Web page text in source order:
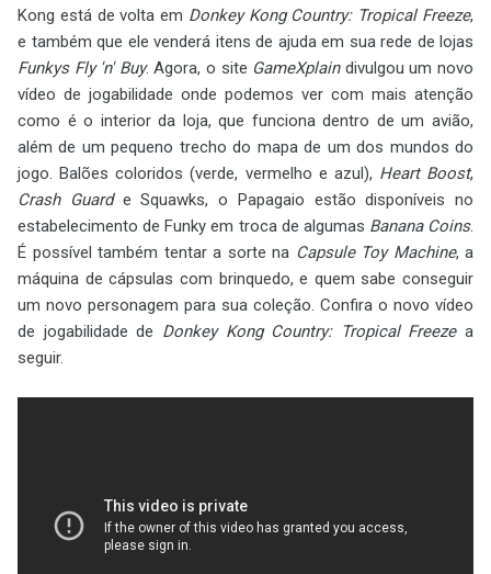
Kong está de volta em Donkey Kong Country: Tropical Freeze,
e também que ele venderá itens de ajuda em sua rede de lojas
Funkys Fly 'n' Buy. Agora, o site GameXplaindivulgou um novo
vídeo de jogabilidade onde podemos ver com mais atenção
como é o interior da loja, que funciona dentro de um avião,
além de um pequeno trecho do mapa de um dos mundos do
jogo. Balões coloridos (verde, vermelho e azul), Heart Boost,
Crash Guarde Squawks, o Papagaio estão disponíveis no
estabelecimento de Funky em troca de algumas Banana Coins.
É possível também tentar a sorte na Capsule Toy Machine, a
máquina de cápsulas com brinquedo, e quem sabe conseguir
um novo personagem para sua coleção. Confira o novo vídeo
de jogabilidade de Donkey Kong Country: Tropical Freezea
seguir.